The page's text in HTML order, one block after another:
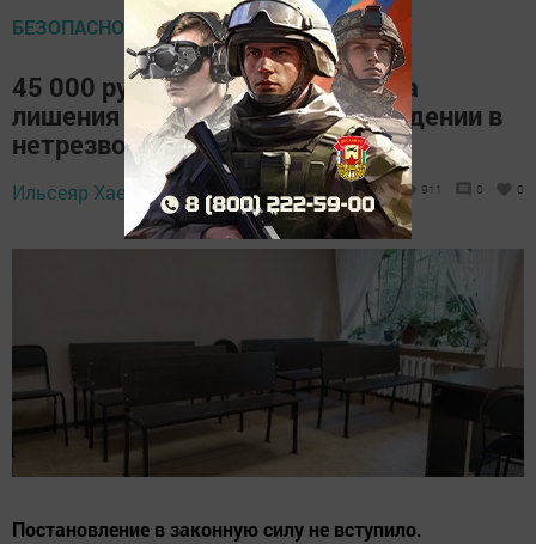
БЕЗОПАСНОСТЬ НА ДОРОГЕ
45 000 рублей штрафа и 1,5 года
лишения прав: итоги дела о вождении в
нетрезвом виде в Мензелинске
Ильсеяр Хаертдинова, 26 февраля 2025 -
15:50
911 0 0
Постановление в законную силу не вступило.